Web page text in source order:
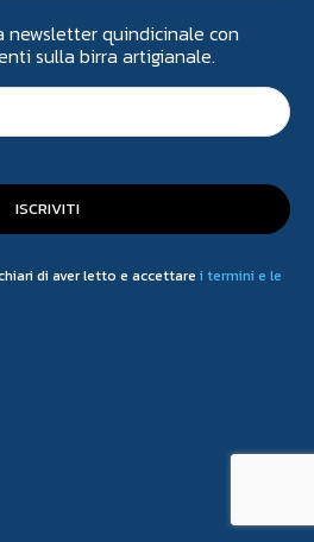
newsletter quindicinale con
sulla birra artigianale.
ISCRIVITI
di aver letto e accettare i termini e le